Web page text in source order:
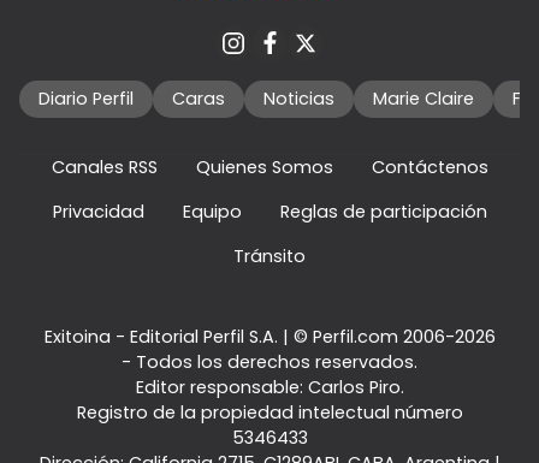
Diario Perfil Caras Noticias Marie Claire
Canales RSS Quienes Somos
Contáctenos
Privacidad
Equipo
Reglas de participación
Tránsito
Exitoina - Editorial Perfil S.A. | © Perfil.com 2006-2026
- Todos los derechos reservados.
Editor responsable: Carlos Piro.
Registro de la propiedad intelectual número
5346433